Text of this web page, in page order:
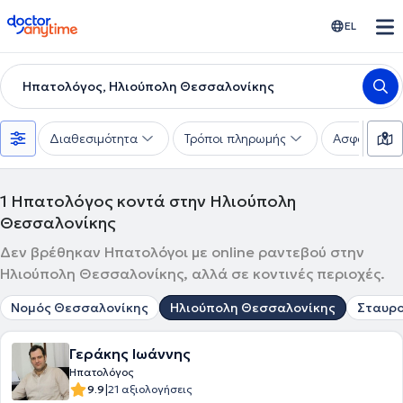
doctoranytime EL
Ηπατολόγος, Ηλιούπολη Θεσσαλονίκης
Διαθεσιμότητα Τρόποι πληρωμής
1 Ηπατολόγος κοντά στην Ηλιούπολη
Θεσσαλονίκης
Δεν βρέθηκαν Ηπατολόγοι με online ραντεβού στην
Ηλιούπολη Θεσσαλονίκης, αλλά σε κοντινές περιοχές.
Νομός Θεσσαλονίκης Ηλιούπολη Θεσσαλονίκης
Γεράκης Ιωάννης
Ηπατολόγος
9.9|21 αξιολογήσεις